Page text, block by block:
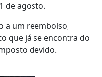
de agosto.
a um reembolso,
que já se encontra do
devido.